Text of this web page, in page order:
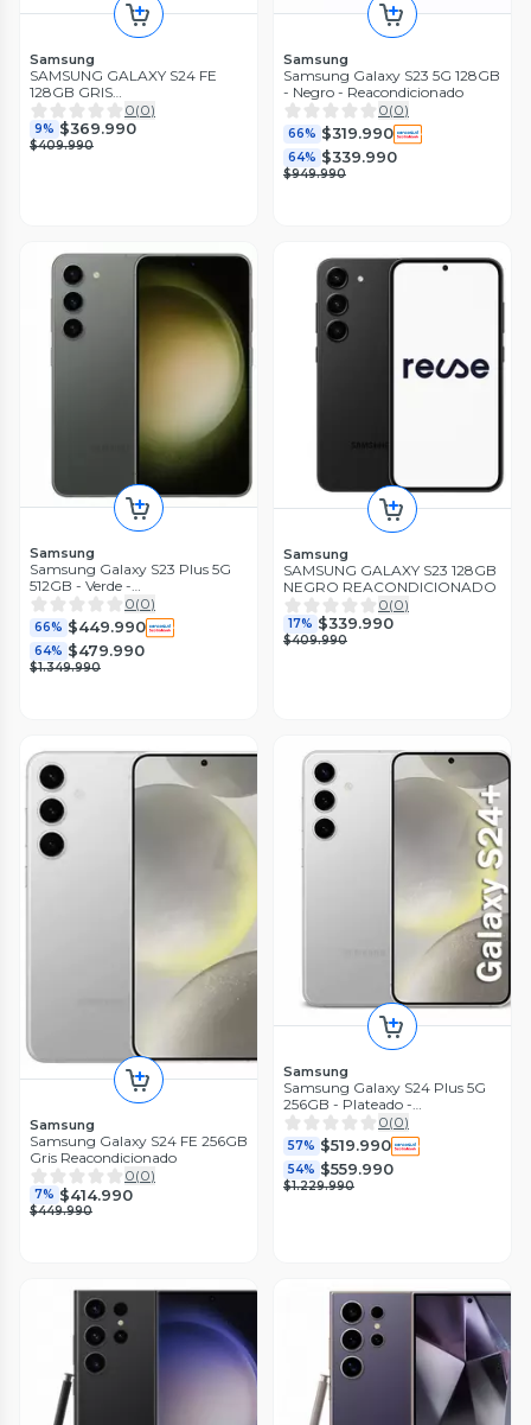
Samsung
SAMSUNG GALAXY S24 FE
128GB GRIS
REACONDICIONADO
0(0)
9% $369.990
$409.990
Samsung
Samsung Galaxy S23 5G 128GB
- Negro - Reacondicionado
0(0)
66% $319.990
64% $339.990
$949.990
Samsung
Samsung Galaxy S23 Plus 5G
512GB - Verde -
Reacondicionado
0(0)
66% $449.990
64% $479.990
$1.349.990
Samsung
SAMSUNG GALAXY S23 128GB
NEGRO REACONDICIONADO
0(0)
17% $339.990
$409.990
Samsung
Samsung Galaxy S24 FE 256GB
Gris Reacondicionado
0(0)
7% $414.990
$449.990
Samsung
Samsung Galaxy S24 Plus 5G
256GB - Plateado -
Reacondicionado
0(0)
57% $519.990
54% $559.990
$1.229.990